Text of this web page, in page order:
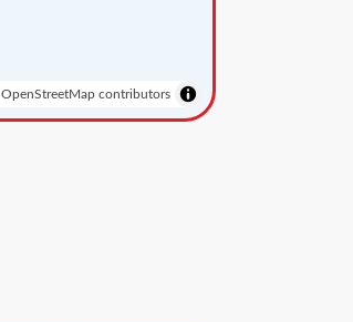
OpenStreetMap contributors